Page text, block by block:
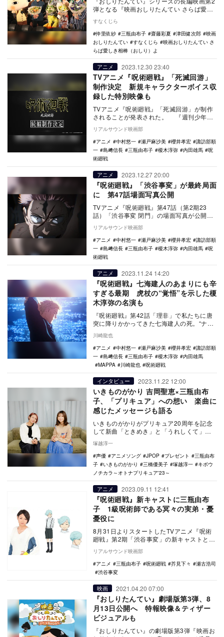
弾となる『映画おしりたんてい さらば愛し
日に新…
すなくじら
仲里依紗
三瓶由布子 齋藤彩夏 津田健次郎
映画
おしりたんてい
すなくじら
映画おしりたんてい さ
らば愛しき相棒（おしり）よ
アニメ 2023.12.30 23:40
TVアニメ『呪術廻戦』「死滅回游」
制作決定 新規キャラクターボイス収
録した特別映像も
TVアニメ『呪術廻戦』「死滅回游」が制作
されることが発表された。 『週刊少年ジ
ャンプ』（集英社刊）にて連載中、シリー
ズ累計発…
リアルサウンド映画部
アニメ
中村悠一 瀬戸麻沙美 櫻井孝宏
諏訪部順
一
島﨑信長 三瓶由布子 榎木淳弥 内田雄馬
呪
術廻戦
アニメ 2023.12.27 20:00
『呪術廻戦』「渋谷事変」が最終局面
に 第47話場面写真公開
TVアニメ『呪術廻戦』第47話（第2期23
話）「渋谷事変 閉門」の場面写真が公開さ
れた。 『週刊少年ジャンプ』（集英社
刊）に…
リアルサウンド映画部
アニメ
中村悠一 瀬戸麻沙美 櫻井孝宏
諏訪部順
一
島﨑信長 三瓶由布子 榎木淳弥 内田雄馬
呪
術廻戦
アニメ 2023.11.24 14:20
『呪術廻戦』七海建人のあまりにも辛
すぎる最期 虎杖の“覚悟”を示した榎
木淳弥の名演も
『呪術廻戦』第42話「理非」で私たちに唐
突に降りかかってきた七海建人の死。“ナナ
クターで…
川崎龍也
アニメ
中村悠一 瀬戸麻沙美 櫻井孝宏
諏訪部順
一
島﨑信長 三瓶由布子 榎木淳弥
内田雄馬
MAPPA
川崎龍也 呪術廻戦
インタビュー 2023.11.22 12:00
いきものがかり 吉岡聖恵×三瓶由布
子、「プリキュア」への想い 楽曲に
感じたメッセージも語る
いきものがかりがプリキュア20周年を記念
して新曲「ときめき」と「うれしくて」を
提供したことを受け、吉岡聖恵と声優・三
瓶由布子が対…
塚越淳一
声優
アニメソング JPOP プレゼント
三瓶由布
子
いきものがかり 三橋優美子 塚越淳一
キボウ
ノチカラ～オトナプリキュア'23～
アニメ 2023.09.11 12:41
『呪術廻戦』新キャストに三瓶由布
子 1級呪術師である冥々の実弟・憂
憂役に
8月31日よりスタートしたTVアニメ『呪術
廻戦』第2期「渋谷事変」の新キャストとし
て三瓶由布子の出演が発表された。 『週
刊少…
リアルサウンド映画部
アニメ
三瓶由布子 呪術廻戦 芥見下々
瀬古浩司
渋谷事変
映画 2021.04.20 07:00
『おしりたんてい』劇場版第3弾、8
月13日公開へ 特報映像＆ティザー
ビジュアルも
『おしりたんてい』の劇場版第3弾『映画お